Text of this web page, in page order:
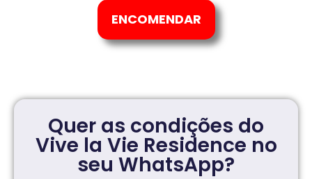
ENCOMENDAR
Quer as condições do
Vive la Vie Residence no
seu WhatsApp?